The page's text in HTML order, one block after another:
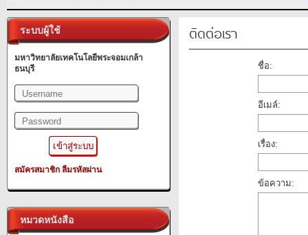
ระบบผู้ใช้
มหาวิทยาลัยเทคโนโลยีพระจอมเกล้า
ธนบุรี
สมัครสมาชิก ลืมรหัสผ่าน
หมวดหนังสือ
ติดต่อเรา
ชื่อ:
อีเมล์:
เรื่อง:
ข้อความ: